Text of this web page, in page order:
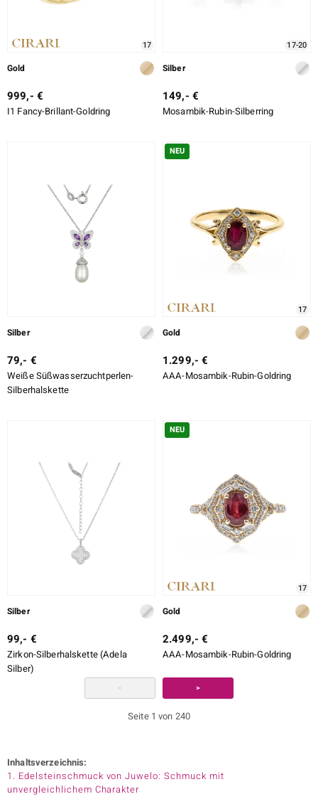
17
Gold
999,- €
I1 Fancy-Brillant-Goldring
17-20
Silber
149,- €
Mosambik-Rubin-Silberring
Silber
79,- €
Weiße Süßwasserzuchtperlen-
Silberhalskette
NEU
17
Gold
1.299,- €
AAA-Mosambik-Rubin-Goldring
Silber
99,- €
Zirkon-Silberhalskette (Adela
Silber)
NEU
17
Gold
2.499,- €
AAA-Mosambik-Rubin-Goldring
< >
Seite 1 von 240
Inhaltsverzeichnis:
1. Edelsteinschmuck von Juwelo: Schmuck mit
unvergleichlichem Charakter